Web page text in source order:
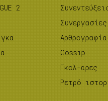
2
Συνεργασίες
Αρθρογραφία
Gossip
Γκολ-αρες
Ρετρό